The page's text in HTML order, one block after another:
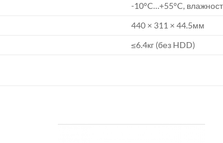
-10°C…+55°C,
440 × 311 × 44.5мм
≤6.4кг (без HDD)